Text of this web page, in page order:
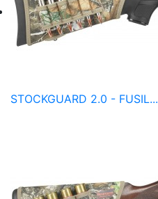
STOCKGUARD 2.0 - FUSIL...